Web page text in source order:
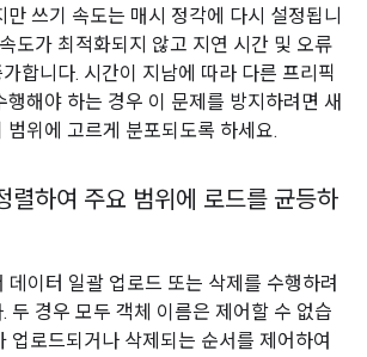
만 쓰기 속도는 매시 정각에 다시 설정됩니
도가 최적화되지 않고 지연 시간 및 오류
합니다. 시간이 지남에 따라 다른 프리픽
해야 하는 경우 이 문제를 방지하려면 새
범위에 고르게 분포되도록 하세요.
렬하여 주요 범위에 로드를 균등하
이터 일괄 업로드 또는 삭제를 수행하려
두 경우 모두 객체 이름은 제어할 수 없습
업로드되거나 삭제되는 순서를 제어하여